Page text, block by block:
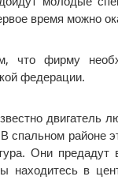
время можно
что фирму
федерации.
двигатель
спальном районе
Они предадут
находитесь в